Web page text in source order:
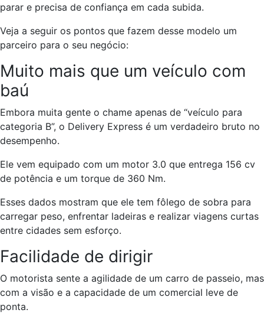
parar e precisa de confiança em cada subida.
Veja a seguir os pontos que fazem desse modelo um
parceiro para o seu negócio:
Muito mais que um veículo com
baú
Embora muita gente o chame apenas de “veículo para
categoria B”, o Delivery Express é um verdadeiro bruto no
desempenho.
Ele vem equipado com um motor 3.0 que entrega 156 cv
de potência e um torque de 360 Nm.
Esses dados mostram que ele tem fôlego de sobra para
carregar peso, enfrentar ladeiras e realizar viagens curtas
entre cidades sem esforço.
Facilidade de dirigir
O motorista sente a agilidade de um carro de passeio, mas
com a visão e a capacidade de um comercial leve de
ponta.